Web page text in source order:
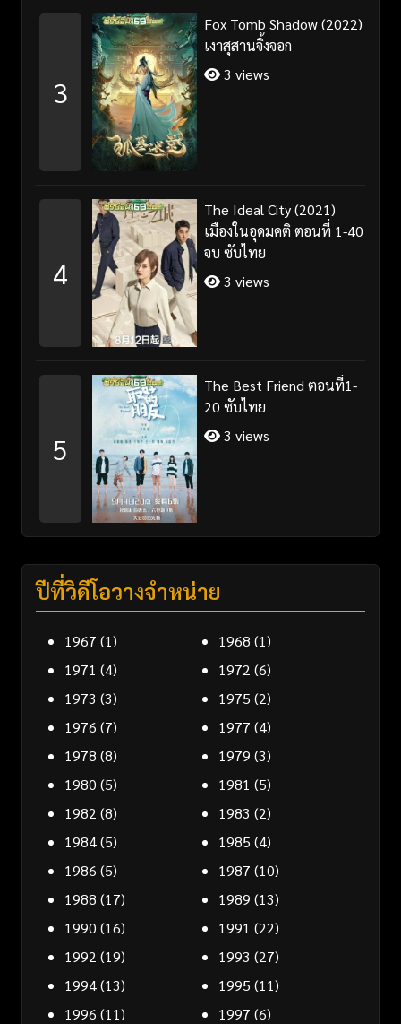
3
Fox Tomb Shadow (2022)
เงาสุสานจิ้งจอก
3 views
4
The Ideal City (2021)
เมืองในอุดมคติ ตอนที่ 1-40
จบ ซับไทย
3 views
5
The Best Friend ตอนที่1-
20 ซับไทย
3 views
ปีที่วิดีโอวางจำหน่าย
1967 (1) 1968 (1)
1971 (4) 1972 (6)
1973 (3) 1975 (2)
1976 (7) 1977 (4)
1978 (8) 1979 (3)
1980 (5) 1981 (5)
1982 (8) 1983 (2)
1984(5) 1985 (4)
1986 (5) 1987 (10)
1988 (17) 1989 (13)
1990 (16) 1991 (22)
1992 (19) 1993 (27)
1994(13) 1995 (11)
1996 (11) 1997 (6)